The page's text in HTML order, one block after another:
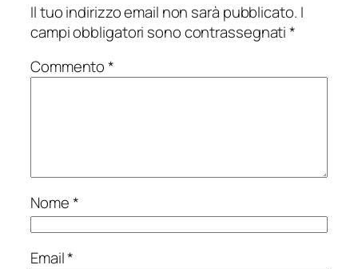
Il tuo indirizzo email non sarà pubblicato. I
campi obbligatori sono contrassegnati*
Commento*
Nome*
Email*